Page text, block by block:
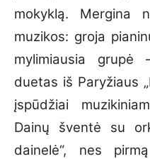
mokyklą. Mergina
muzikos: groja
mylimiausia grupė
duetas iš Paryžiaus
įspūdžiai
Dainų šventė su
dainelė“, nes